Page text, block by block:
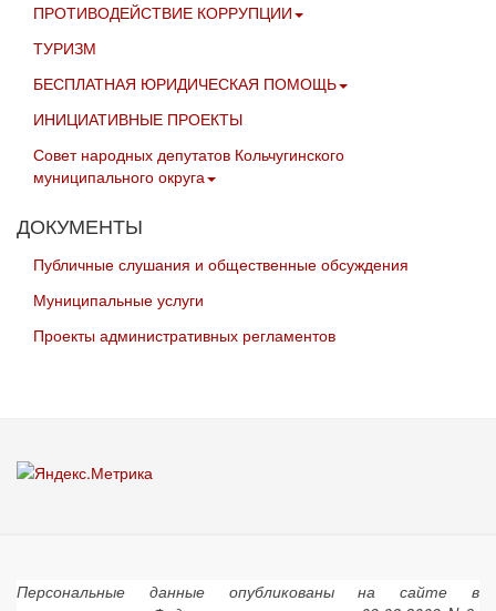
ПРОТИВОДЕЙСТВИЕ КОРРУПЦИИ
ТУРИЗМ
БЕСПЛАТНАЯ ЮРИДИЧЕСКАЯ ПОМОЩЬ
ИНИЦИАТИВНЫЕ ПРОЕКТЫ
Совет народных депутатов Кольчугинского
муниципального округа
ДОКУМЕНТЫ
Публичные слушания и общественные обсуждения
Муниципальные услуги
Проекты административных регламентов
Персональные данные опубликованы на сайте в